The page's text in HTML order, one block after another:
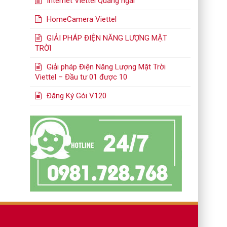
HomeCamera Viettel
GIẢI PHÁP ĐIỆN NĂNG LƯỢNG MẶT
TRỜI
Giải pháp Điện Năng Lượng Mặt Trời
Viettel – Đầu tư 01 được 10
Đăng Ký Gói V120